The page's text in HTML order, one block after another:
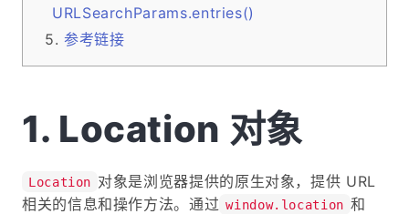
URLSearchParams.entries()
参考链接
Location 对象
Location 对象是浏览器提供的原生对象，提供 URL
相关的信息和操作方法。通过 window.location 和